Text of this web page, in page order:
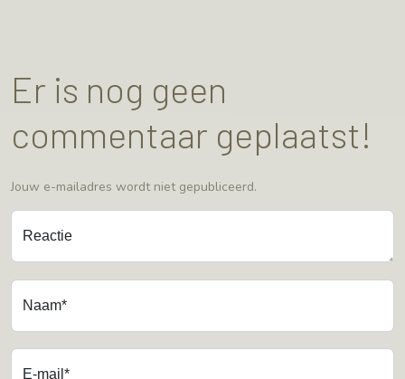
Er is nog geen
commentaar geplaatst!
Jouw e-mailadres wordt niet gepubliceerd.
Reactie
Naam*
E-mail*